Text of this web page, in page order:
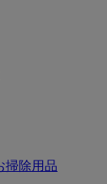
掃除用品